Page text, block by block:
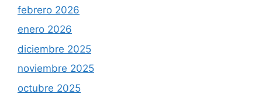
febrero 2026
enero 2026
diciembre 2025
noviembre 2025
octubre 2025